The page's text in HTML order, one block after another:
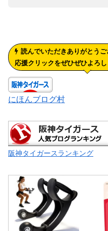
読んでいただきありがとうご
応援クリックをぜひぜひよろし
にほんブログ村
阪神タイガースランキング